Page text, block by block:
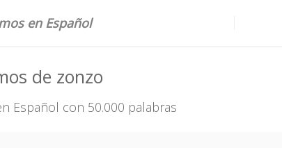
en Español
de zonzo
Español con 50.000 palabras